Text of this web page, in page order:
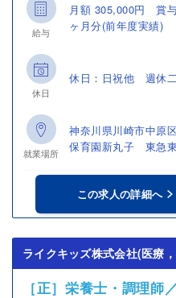
給与
月額 305,000円 賞
ヶ月分(前年度実績)
休日
休日：日祝他 週休
就業場所
神奈川県川崎市中原
保育園新丸子 東急
この求人の詳細へ
ライクキッズ株式会社(医療
［正］栄養士・調理師